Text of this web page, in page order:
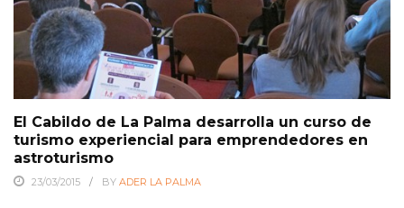
El Cabildo de La Palma desarrolla un curso de
turismo experiencial para emprendedores en
astroturismo
23/03/2015 BY ADER LA PALMA